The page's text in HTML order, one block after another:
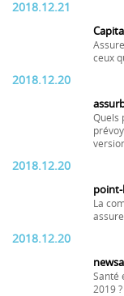
2018.12.21
Capital
ceux
2018.12.20
Quels
2018.12.20
La
2018.12.20
Santé
2019 ?